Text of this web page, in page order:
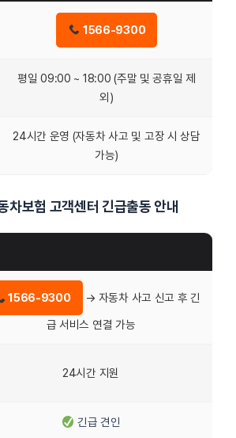
1566-9300
평일 09:00 ~ 18:00 (주말 및 공휴일 제
외)
24시간 운영 (자동차 사고 및 고장 시 상담
가능)
차보험 고객센터 긴급출동 안내
1566-9300
→ 자동차 사고 신고 후 긴
급 서비스 연결 가능
24시간 지원
긴급 견인